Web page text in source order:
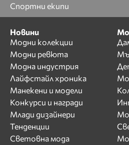
Спортни екипи
Новини
Модни колекции
Модни ревюта
Модна индустрия
Лайфстайл хроника
Манекени и модели
Конкурси и награди
Млади дизайнери
Тенденции
Световна мода